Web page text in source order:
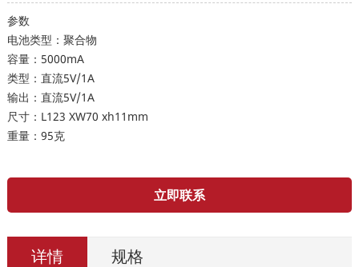
参数
电池类型：聚合物
容量：5000mA
类型：直流5V/1A
输出：直流5V/1A
尺寸：L123 XW70 xh11mm
重量：95克
立即联系
详情 规格